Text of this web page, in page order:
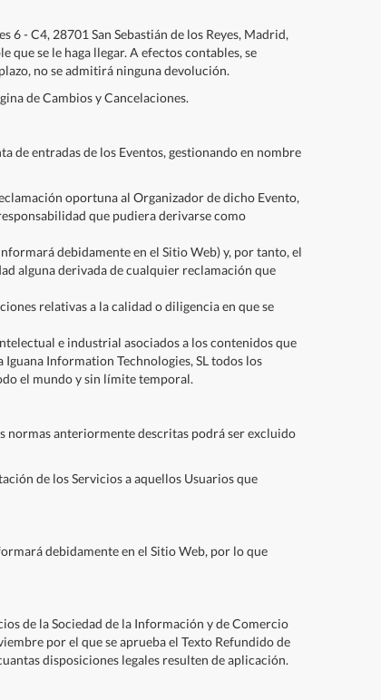
- C4, 28701 San Sebastián de los Reyes, Madrid,
se le haga llegar. A efectos contables, se
no se admitirá ninguna devolución.
de Cambios y Cancelaciones.
de entradas de los Eventos, gestionando en nombre
oportuna al Organizador de dicho Evento,
que pudiera derivarse como
debidamente en el Sitio Web) y, por tanto, el
alguna derivada de cualquier reclamación que
relativas a la calidad o diligencia en que se
e industrial asociados a los contenidos que
Information Technologies, SL todos los
el mundo y sin límite temporal.
normas anteriormente descritas podrá ser excluido
de los Servicios a aquellos Usuarios que
debidamente en el Sitio Web, por lo que
de la Sociedad de la Información y de Comercio
por el que se aprueba el Texto Refundido de
disposiciones legales resulten de aplicación.